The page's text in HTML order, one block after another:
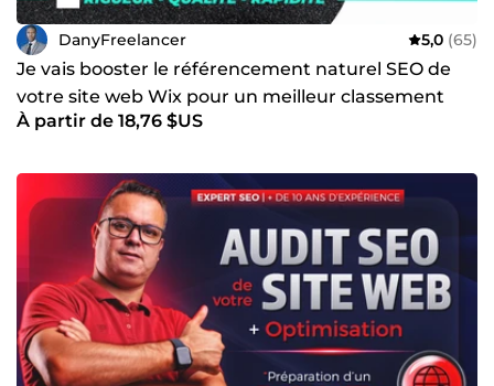
DanyFreelancer 5,0 (65)
Je vais booster le référencement naturel SEO de
votre site web Wix pour un meilleur classement
Google
À partir de 18,76 $US